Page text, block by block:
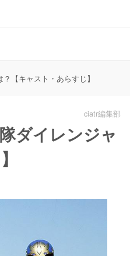
【キャスト・あらすじ】
ciatr編集部
ダイレンジャ